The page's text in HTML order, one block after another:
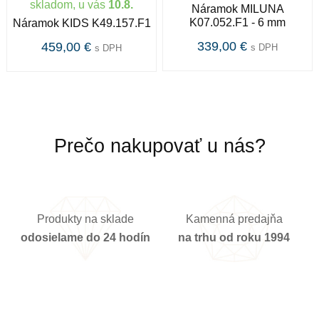
Určenie
po veľké extravagantné.
Módny štýl hodiniek vie doladiť celkový dizajn Vášho
outfitu vďaka rôznorodosti dizajnu hodiniek. Takéto
hodinky sú veľmi obľúbené, nakoľko bývajú cenovo
skladom, u vás 10.8.
Náramok KIDS K49.157.F1
459,00 € s DPH
Náramok MILUNA
K07.052.F1 - 6 mm
339,00 € s DPH
Prečo nakupovať u nás?
Produkty na sklade
odosielame do 24 hodín
Kamenná predajňa
na trhu od roku 1994